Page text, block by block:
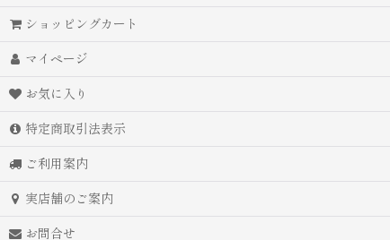
ショッピングカート
マイページ
お気に入り
特定商取引法表示
ご利用案内
実店舗のご案内
お問合せ